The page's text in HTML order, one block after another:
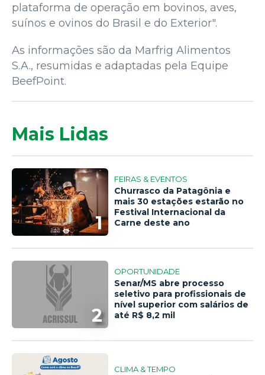
plataforma de operação em bovinos, aves,
suínos e ovinos do Brasil e do Exterior".
As informações são da Marfrig Alimentos
S.A., resumidas e adaptadas pela Equipe
BeefPoint.
Mais Lidas
1
FEIRAS & EVENTOS
Churrasco da Patagônia e
mais 30 estações estarão no
Festival Internacional da
Carne deste ano
2
OPORTUNIDADE
Senar/MS abre processo
seletivo para profissionais de
nível superior com salários de
até R$ 8,2 mil
CLIMA & TEMPO